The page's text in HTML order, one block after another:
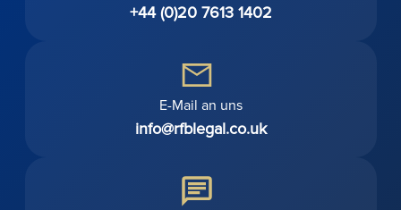
+44 (0)20 7613 1402
E-Mail an uns
info@rfblegal.co.uk